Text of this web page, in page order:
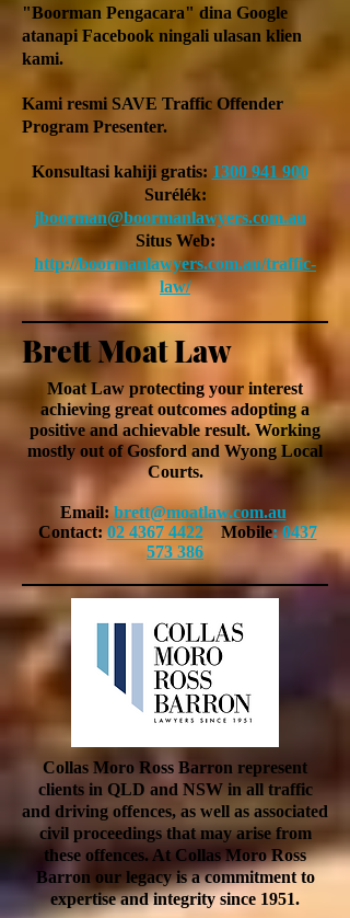
"Boorman Pengacara" dina Google
atanapi Facebook ningali ulasan klien
kami.
Kami resmi SAVE Traffic Offender
Program Presenter.
Konsultasi kahiji gratis: 1300 941 900
Surélék:
jboorman@boormanlawyers.com.au
Situs Web:
http://boormanlawyers.com.au/traffic-
law/
Brett Moat Law
Moat Law protecting your interest
achieving great outcomes adopting a
positive andachievableresult. Working
mostly out of Gosford and Wyong Local
Courts.
Email: brett@moatlaw.com.au
Contact: 02 4367 4422 Mobile:0437
573 386
Collas Moro Ross Barron represent
clients in QLD and NSW in all traffic
and driving offences, as well as associated
civil proceedings that may arise from
these offences. At Collas Moro Ross
Barron our legacy is a commitment to
expertise and integrity since 1951.